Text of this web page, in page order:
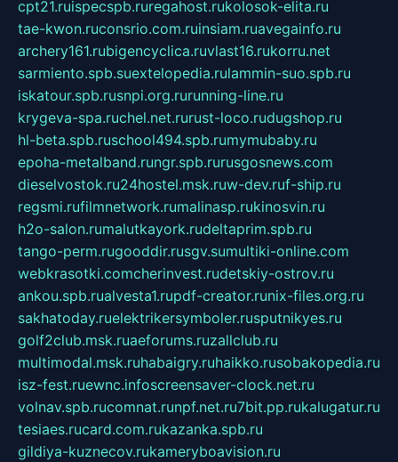
cpt21.ruispecspb.ruregahost.rukolosok-elita.ru
tae-kwon.ruconsrio.com.ruinsiam.ruavegainfo.ru
archery161.rubigencyclica.ruvlast16.rukorru.net
sarmiento.spb.suextelopedia.rulammin-suo.spb.ru
iskatour.spb.rusnpi.org.rurunning-line.ru
krygeva-spa.ruchel.net.rurust-loco.rudugshop.ru
hl-beta.spb.ruschool494.spb.rumymubaby.ru
epoha-metalband.rungr.spb.rurusgosnews.com
dieselvostok.ru24hostel.msk.ruw-dev.ruf-ship.ru
regsmi.rufilmnetwork.rumalinasp.rukinosvin.ru
h2o-salon.rumalutkayork.rudeltaprim.spb.ru
tango-perm.rugooddir.rusgv.sumultiki-online.com
webkrasotki.comcherinvest.rudetskiy-ostrov.ru
ankou.spb.rualvesta1.rupdf-creator.runix-files.org.ru
sakhatoday.ruelektrikersymboler.rusputnikyes.ru
golf2club.msk.ruaeforums.ruzallclub.ru
multimodal.msk.ruhabaigry.ruhaikko.rusobakopedia.ru
isz-fest.ruewnc.infoscreensaver-clock.net.ru
volnav.spb.rucomnat.runpf.net.ru7bit.pp.rukalugatur.ru
tesiaes.rucard.com.rukazanka.spb.ru
gildiya-kuznecov.rukameryboavision.ru